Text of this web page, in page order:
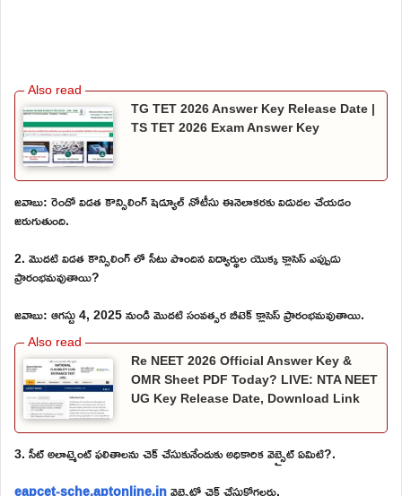
TG TET 2026 Answer Key Release Date |
TS TET 2026 Exam Answer Key
జవాబు: రెండో విడత కౌన్సిలింగ్ షెడ్యూల్ నోటీసు ఈనెలాకరకు విడుదల చేయడం
జరుగుతుంది.
2. మొదటి విడత కౌన్సిలింగ్ లో సీటు పొందిన విద్యార్థుల యొక్క క్లాసెస్ ఎప్పుడు
ప్రారంభమవుతాయి?
జవాబు: ఆగస్టు 4, 2025 నుండి మొదటి సంవత్సర బీటెక్ క్లాసెస్ ప్రారంభమవుతాయి.
Re NEET 2026 Official Answer Key &
OMR Sheet PDF Today? LIVE: NTA NEET
UG Key Release Date, Download Link
3. సీట్ అలాట్మెంట్ ఫలితాలను చెక్ చేసుకునేందుకు అధికారిక వెబ్సైట్ ఏమిటి?.
eapcet-sche.aptonline.inవెబ్సైట్లో చెక్ చేసుకోగలరు.